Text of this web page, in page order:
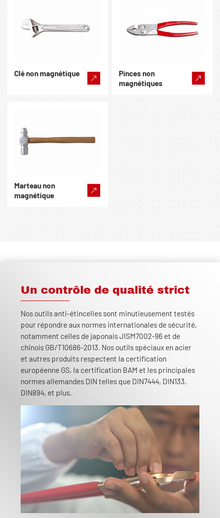
Clé non magnétique
Pinces non
magnétiques
Marteau non
magnétique
Un contrôle de qualité strict
Nos outils anti-étincelles sont minutieusement testés
pour répondre aux normes internationales de sécurité,
notamment celles de japonais JISM7002-96 et de
chinois GB/T10686-2013. Nos outils spéciaux en acier
et autres produits respectent la certification
européenne GS, la certification BAM et les principales
normes allemandes DIN telles que DIN7444, DIN133,
DIN894, et plus.